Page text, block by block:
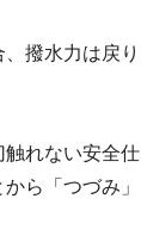
撥水力は戻り
れない安全仕
ら「つづみ」